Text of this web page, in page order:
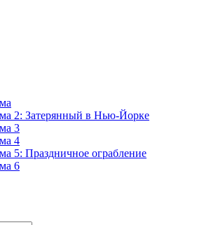
2: Затерянный в Нью-Йорке
3
4
5: Праздничное ограбление
6